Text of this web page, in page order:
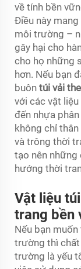
về tính bền
Điều này
môi trường –
gây hại cho
cho họ những
hơn. Nếu bạn
buôn túi vải
với các vật
đến nhựa
không chỉ
và trông thời
tạo nên những
hướng thời
Vật liệu
trang bền
Nếu bạn
trường thì chất
trường là yếu